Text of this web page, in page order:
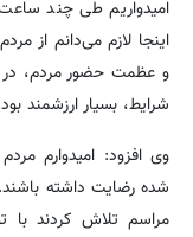
امیدواریم طی چند
اینجا لازم می‌دانم از
و عظمت حضور مردم، در
شرایط، بسیار ارزشمند
وی افزود: امیدوارم
شده رضایت داشته
مراسم تلاش کردند با